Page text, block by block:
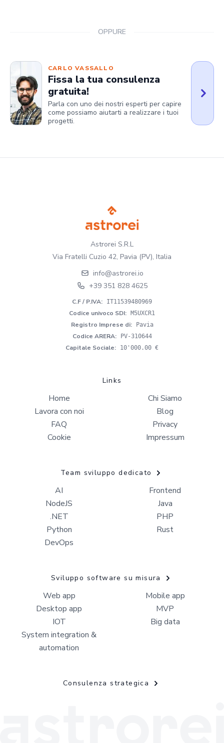
OPPURE
CARLO VASSALLO
Fissa la tua consulenza
gratuita!
Parla con uno dei nostri esperti per capire
come possiamo aiutarti a realizzare i tuoi
progetti.
Astrorei S.R.L
Via Fratelli Cuzio 42, Pavia (PV), Italia
info@astrorei.io
+39 351 828 4625
C.F / P.IVA: IT11539480969
Codice univoco SDI: M5UXCR1
Registro Imprese di: Pavia
Codice ARERA: PV-310644
Capitale Sociale: 10'000.00 €
Links
Home
Chi Siamo
Lavora con noi
Blog
FAQ
Privacy
Cookie
Impressum
Team sviluppo dedicato
AI
Frontend
NodeJS
Java
.NET
PHP
Python
Rust
DevOps
Sviluppo software su misura
Web app
Mobile app
Desktop app
MVP
IOT
Big data
System integration &
automation
Consulenza strategica